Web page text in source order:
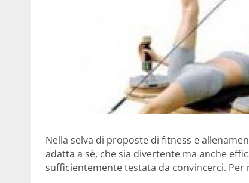
Nella selva di proposte di fitness e
adatta a sé, che sia divertente ma anche
sufficientemente testata da convincerci. Per